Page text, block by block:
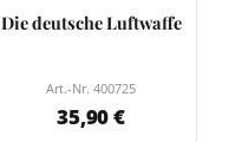
Die deutsche Luftwaffe
Art.-Nr. 400725
35,90 €